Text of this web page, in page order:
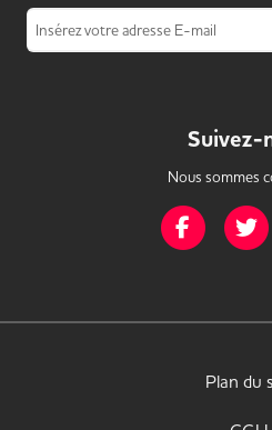
Insérez votre adresse E-mail
Suivez-
Nous sommes
Page
Plan du